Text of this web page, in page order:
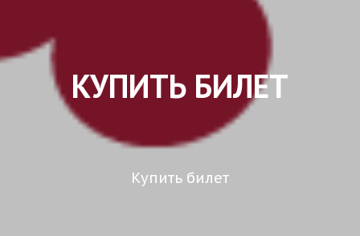
КУПИТЬ БИЛЕТ
Купить билет